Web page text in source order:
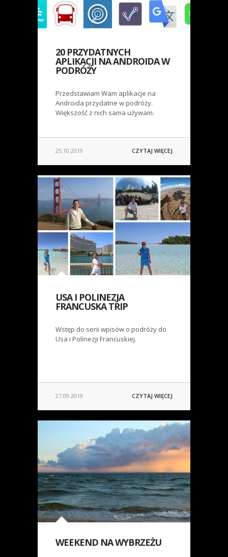
20 PRZYDATNYCH
APLIKACJI NA ANDROIDA W
PODRÓŻY
Przedstawiam Wam aplikacje na
Androida przydatne w podróży.
Większość z nich sama używam.
25.10.2019 CZYTAJ WIĘCEJ
USA I POLINEZJA
FRANCUSKA TRIP
Wstęp do serii wpisów o podróży do
Usa i Polinezji Francuskiej.
27.09.2019 CZYTAJ WIĘCEJ
WEEKEND NA WYBRZEŻU